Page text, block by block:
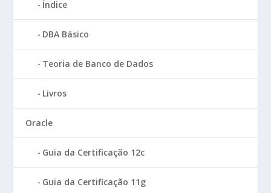
Índice
DBA Básico
Teoria de Banco de Dados
Livros
Oracle
Guia da Certificação 12c
Guia da Certificação 11g